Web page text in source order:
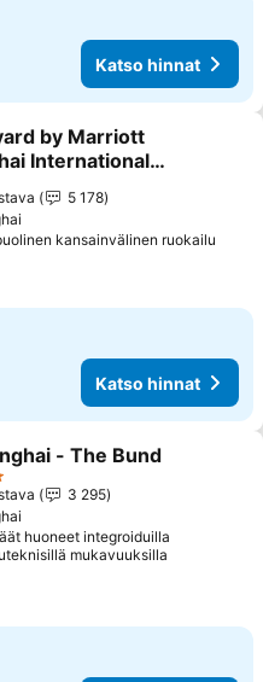
Katso hinnat
suosikkeihin
by Marriott
International
and Resorts
5 178
kansainvälinen ruokailu
Katso hinnat
suosikkeihin
- The Bund
3 295
huoneet integroiduilla
mukavuuksilla